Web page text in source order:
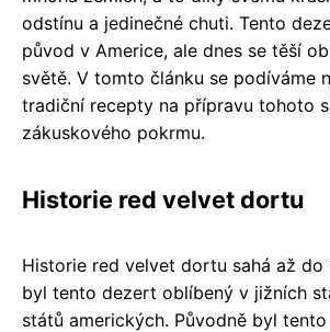
odstínu a jedinečné chuti. Tento
původ v Americe, ale dnes se těší
světě. V tomto článku se podíváme
tradiční recepty na přípravu tohoto
zákuskového pokrmu.
Historie red velvet dortu
Historie red velvet dortu sahá až do
byl tento dezert oblíbený v jižních
států amerických. Původně byl